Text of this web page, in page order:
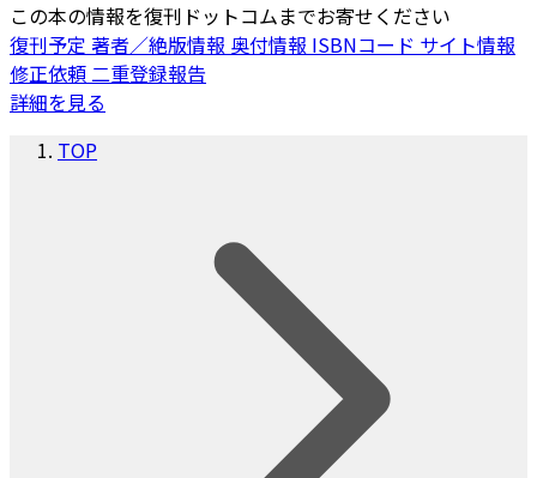
この本の情報を復刊ドットコムまでお寄せください
復刊予定 著者／絶版情報 奥付情報 ISBNコード サイト情報
修正依頼二重登録報告
詳細を見る
TOP